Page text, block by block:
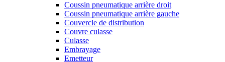
Coussin pneumatique arrière droit
Coussin pneumatique arrière gauche
Couvercle de distribution
Couvre culasse
Culasse
Embrayage
Emetteur